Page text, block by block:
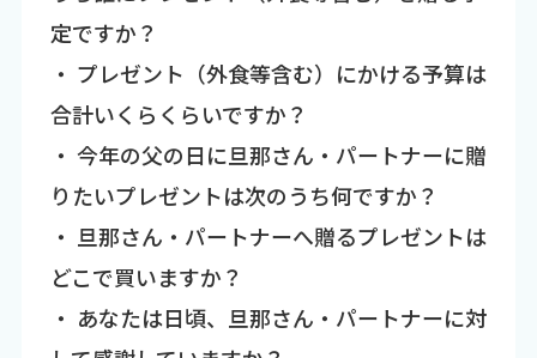
定ですか？
・ プレゼント（外食等含む）にかける予算は
合計いくらくらいですか？
・ 今年の父の日に旦那さん・パートナーに贈
りたいプレゼントは次のうち何ですか？
・ 旦那さん・パートナーへ贈るプレゼントは
どこで買いますか？
・ あなたは日頃、旦那さん・パートナーに対